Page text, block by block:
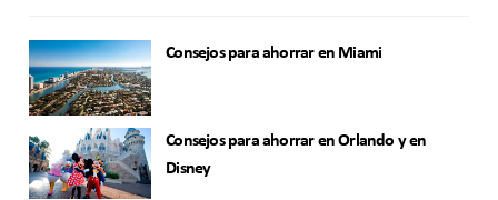
Consejos para ahorrar en Miami
Consejos para ahorrar en Orlando y en
Disney